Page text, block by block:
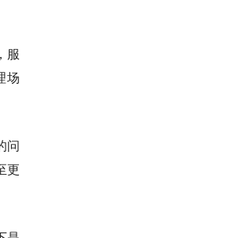
服
场
问
更